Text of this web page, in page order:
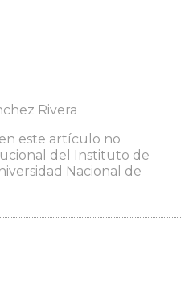
Rivera
este artículo no
del Instituto de
Nacional de